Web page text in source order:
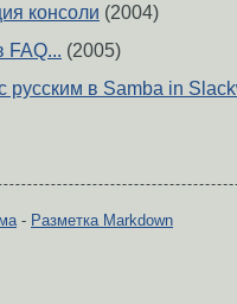
консоли (2004)
FAQ... (2005)
русским в Samba in
- Разметка Markdown